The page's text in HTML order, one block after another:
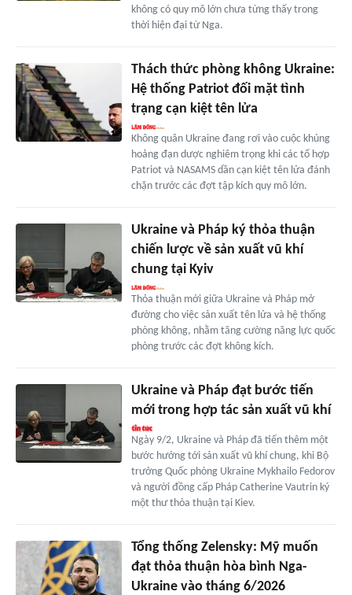
không có quy mô lớn chưa từng thấy trong
thời hiện đại từ Nga.
Thách thức phòng không Ukraine:
Hệ thống Patriot đối mặt tình
trạng cạn kiệt tên lửa
Không quân Ukraine đang rơi vào cuộc khủng
hoảng đạn dược nghiêm trọng khi các tổ hợp
Patriot và NASAMS dần cạn kiệt tên lửa đánh
chặn trước các đợt tập kích quy mô lớn.
Ukraine và Pháp ký thỏa thuận
chiến lược về sản xuất vũ khí
chung tại Kyiv
Thỏa thuận mới giữa Ukraine và Pháp mở
đường cho việc sản xuất tên lửa và hệ thống
phòng không, nhằm tăng cường năng lực quốc
phòng trước các đợt không kích.
Ukraine và Pháp đạt bước tiến
mới trong hợp tác sản xuất vũ khí
Ngày 9/2, Ukraine và Pháp đã tiến thêm một
bước hướng tới sản xuất vũ khí chung, khi Bộ
trưởng Quốc phòng Ukraine Mykhailo Fedorov
và người đồng cấp Pháp Catherine Vautrin ký
một thư thỏa thuận tại Kiev.
Tổng thống Zelensky: Mỹ muốn
đạt thỏa thuận hòa bình Nga-
Ukraine vào tháng 6/2026